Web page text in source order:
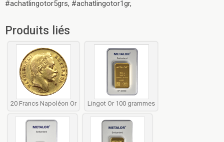
#achatlingotor5grs, #achatlingotor1gr,
Produits liés
20 Francs Napoléon Or Lingot Or 100 grammes